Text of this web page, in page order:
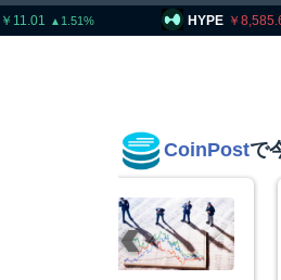
HYPE 8,585.60 2.61
CoinPostで